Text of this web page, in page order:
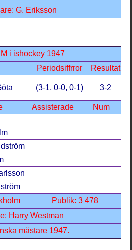
G. Eriksson
i ishockey 1947
Periodsiffrror Resultat
(3-1, 0-0, 0-1) 3-2
Assisterade Num
Publik: 3 478
Harry Westman
mästare 1947.